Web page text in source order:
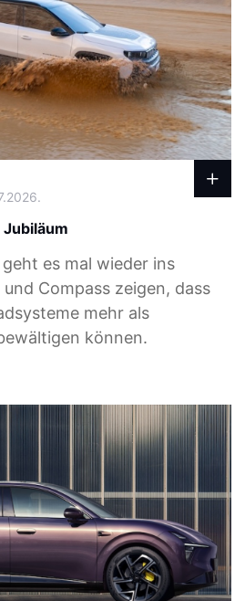
Jubiläum
es mal wieder ins
Compass zeigen, dass
mehr als
können.